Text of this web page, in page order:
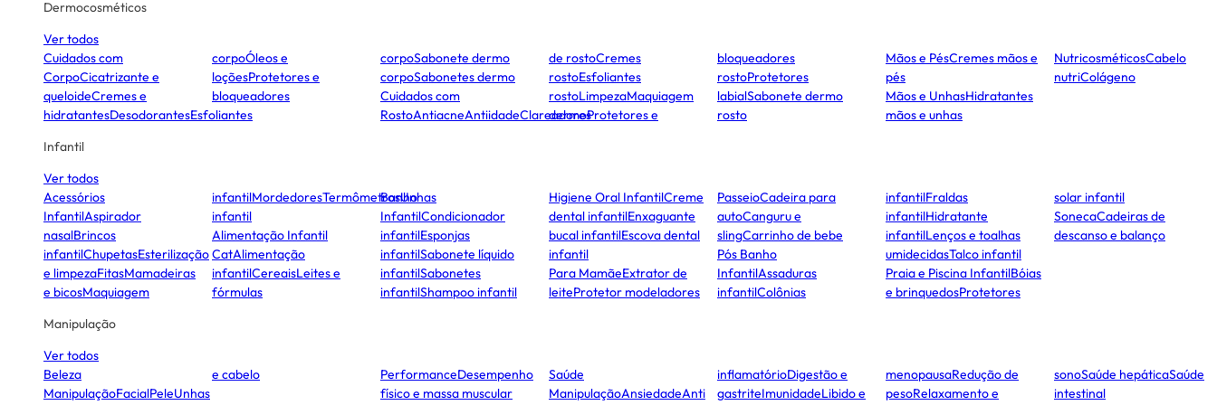
Dermocosméticos
Ver todos
Cuidados com
CorpoCicatrizante e
queloideCremes e
hidratantesDesodorantesEsfoliantes
corpoÓleos e
loçõesProtetores e
bloqueadores
corpoSabonete dermo
corpoSabonetes dermo
Cuidados com
RostoAntiacneAntiidadeClareadores
de rostoCremes
rostoEsfoliantes
rostoLimpezaMaquiagem
dermoProtetores e
bloqueadores
rostoProtetores
labialSabonete dermo
rosto
Mãos e PésCremes mãos e
pés
Mãos e UnhasHidratantes
mãos e unhas
NutricosméticosCabelo
nutriColágeno
Infantil
Ver todos
Acessórios
InfantilAspirador
nasalBrincos
infantilChupetasEsterilização
e limpezaFitasMamadeiras
e bicosMaquiagem
infantilMordedoresTermômetrosUnhas
infantil
Alimentação Infantil
CatAlimentação
infantilCereaisLeites e
fórmulas
Banho
InfantilCondicionador
infantilEsponjas
infantilSabonete líquido
infantilSabonetes
infantilShampoo infantil
Higiene Oral InfantilCreme
dental infantilEnxaguante
bucal infantilEscova dental
infantil
Para MamãeExtrator de
leiteProtetor modeladores
PasseioCadeira para
autoCanguru e
slingCarrinho de bebe
Pós Banho
InfantilAssaduras
infantilColônias
infantilFraldas
infantilHidratante
infantilLenços e toalhas
umidecidasTalco infantil
Praia e Piscina InfantilBóias
e brinquedosProtetores
solar infantil
SonecaCadeiras de
descanso e balanço
Manipulação
Ver todos
Beleza
ManipulaçãoFacialPeleUnhas
e cabelo PerformanceDesempenho
físico e massa muscular
Saúde
ManipulaçãoAnsiedadeAnti
inflamatórioDigestão e
gastriteImunidadeLibido e
menopausaRedução de
pesoRelaxamento e
sonoSaúde hepáticaSaúde
intestinal